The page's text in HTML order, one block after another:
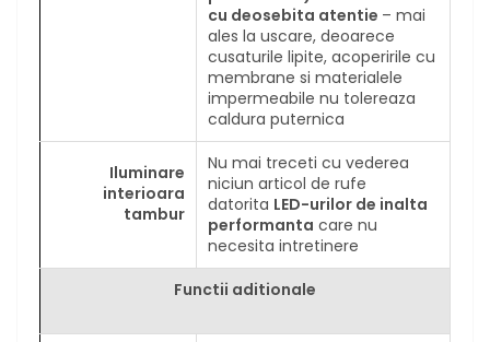
cu deosebita atentie – mai
ales la uscare, deoarece
cusaturile lipite, acoperirile cu
membrane si materialele
impermeabile nu tolereaza
caldura puternica
Iluminare
interioara
tambur
Nu mai treceti cu vederea
niciun articol de rufe
datorita LED-urilor de inalta
performanta care nu
necesita intretinere
Functii aditionale